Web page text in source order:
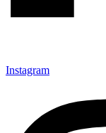
Instagram